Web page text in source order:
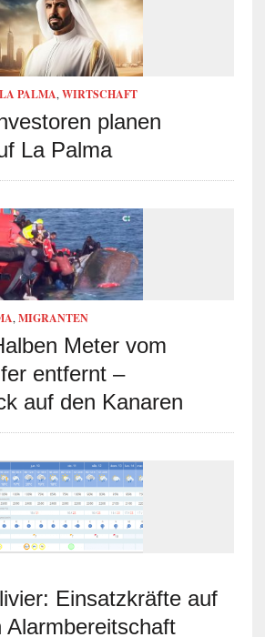
LA PALMA,WIRTSCHAFT
planen
La Palma
,MIGRANTEN
Meter vom
entfernt –
auf den Kanaren
Einsatzkräfte auf
Alarmbereitschaft